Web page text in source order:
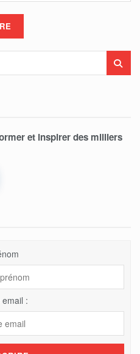
et inspirer des milliers
email :